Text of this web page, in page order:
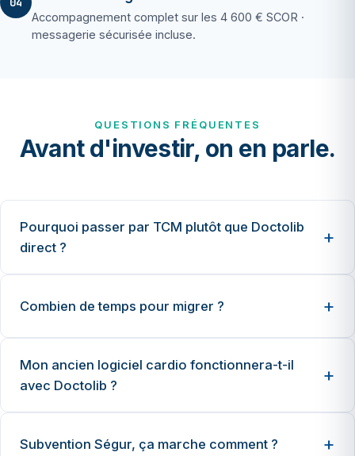
Accompagnement complet sur les 4 600 € SCOR ·
messagerie sécurisée incluse.
QUESTIONS FRÉQUENTES
Avant d'investir, on en parle.
Pourquoi passer par TCM plutôt que Doctolib
direct ?
Combien de temps pour migrer ?
Mon ancien logiciel cardio fonctionnera-t-il
avec Doctolib ?
Subvention Ségur, ça marche comment ?